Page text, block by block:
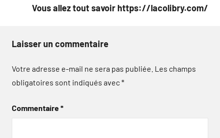
Vous allez tout savoir https://lacolibry.com/
Laisser un commentaire
Votre adresse e-mail ne sera pas publiée. Les champs
obligatoires sont indiqués avec*
Commentaire*